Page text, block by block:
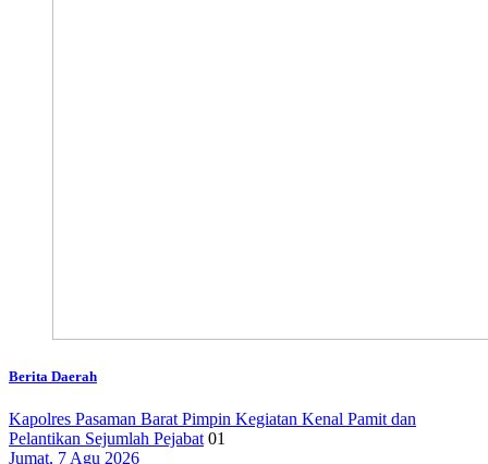
Berita Daerah
Kapolres Pasaman Barat Pimpin Kegiatan Kenal Pamit dan
Pelantikan Sejumlah Pejabat 01
Jumat, 7 Agu 2026